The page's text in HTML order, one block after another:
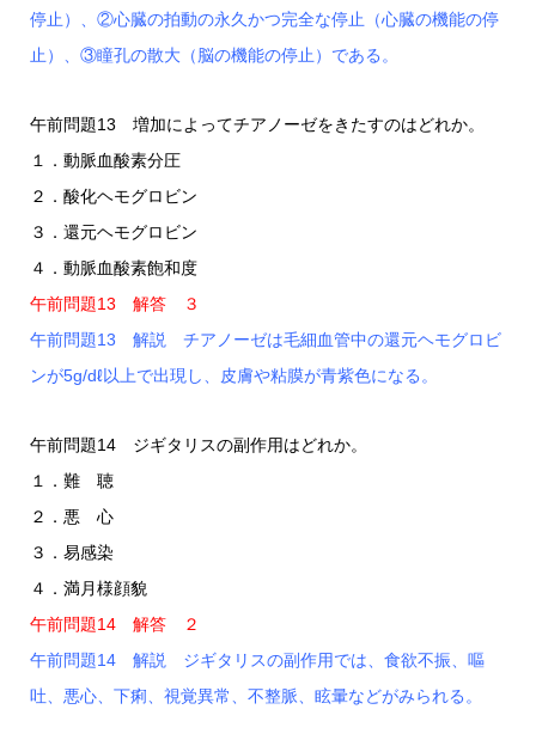
停止）、②心臓の拍動の永久かつ完全な停止（心臓の機能の停
止）、③瞳孔の散大（脳の機能の停止）である。
午前問題13 増加によってチアノーゼをきたすのはどれか。
１．動脈血酸素分圧
２．酸化ヘモグロビン
３．還元ヘモグロビン
４．動脈血酸素飽和度
午前問題13 解答 ３
午前問題13 解説 チアノーゼは毛細血管中の還元ヘモグロビ
ンが5g/dℓ以上で出現し、皮膚や粘膜が青紫色になる。
午前問題14 ジギタリスの副作用はどれか。
１．難 聴
２．悪 心
３．易感染
４．満月様顔貌
午前問題14 解答 ２
午前問題14 解説 ジギタリスの副作用では、食欲不振、嘔
吐、悪心、下痢、視覚異常、不整脈、眩暈などがみられる。